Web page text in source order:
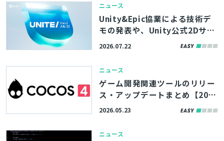
ニュース
Unity&Epic協業による技術デ
モの発表や、Unity公式2Dサン
プルゲーム『Bunny Blitz』の
開中
2026.07.22
ニュース
ゲーム開発関連ツールのリリー
ス・アップデートまとめ【202
6/5/23】
2026.05.23
ニュース